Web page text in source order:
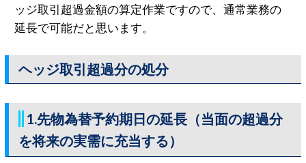
ッジ取引超過金額の算定作業ですので、通常業務の
延長で可能だと思います。
ヘッジ取引超過分の処分
1.先物為替予約期日の延長（当面の超過分
を将来の実需に充当する）